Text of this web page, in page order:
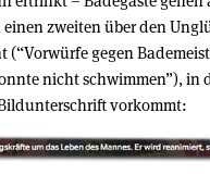
zweiten über den
(“Vorwürfe gegen
nicht schwimmen”), in
vorkommt: